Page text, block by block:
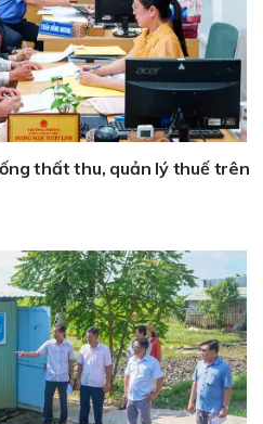
thất thu, quản lý thuế trên